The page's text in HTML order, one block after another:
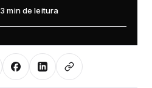
3 min de leitura